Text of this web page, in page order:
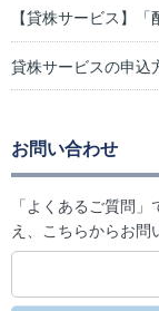
【貸株サービス】
貸株サービスの申込
お問い合わせ
「よくあるご質問
え、こちらからお問